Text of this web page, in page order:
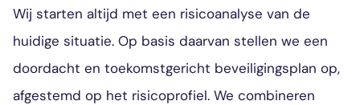
Wij starten altijd met een risicoanalyse van de
huidige situatie. Op basis daarvan stellen we een
doordacht en toekomstgericht beveiligingsplan op,
afgestemd op het risicoprofiel. We combineren